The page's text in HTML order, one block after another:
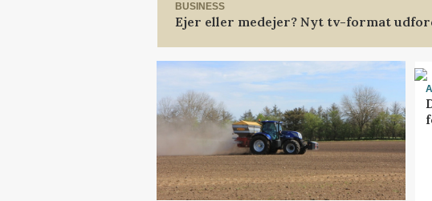
BUSINESS
Ejer eller medejer? Nyt tv-format